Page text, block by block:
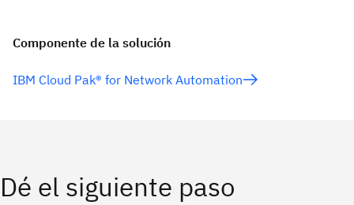
Componente de la solución
IBM Cloud Pak® for Network Automation
Dé el siguiente paso